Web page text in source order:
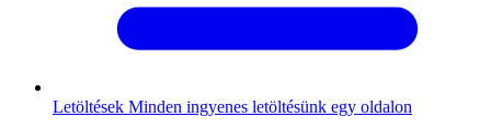
Letöltések Minden ingyenes letöltésünk egy oldalon